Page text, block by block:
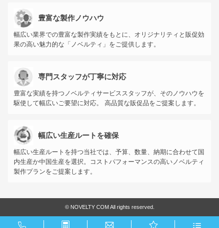
豊富な製作ノウハウ
幅広い業界での豊富な製作実績をもとに、オリジナリティと販促効
果の高い魅力的な「ノベルティ」をご提供します。
専門スタッフが丁寧に対応
豊富な実績を持つノベルティサービススタッフが、そのノウハウを
駆使して幅広いご要望に対応。 高品質な販促品をご提案します。
幅広い生産ルートを確保
幅広い生産ルートを持つ当社では、予算、数量、納期に合わせて国
内生産か中国生産を選択。コストパフォーマンスの高いノベルティ
製作プランをご提案します。
© NOVELTY COM All rights reserved.